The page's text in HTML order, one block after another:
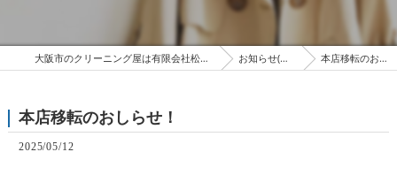
大阪市のクリーニング屋は有限会社松岡クリーニング工場 お知らせ(ブログ） 本店移転のおしらせ！
本店移転のおしらせ！
2025/05/12